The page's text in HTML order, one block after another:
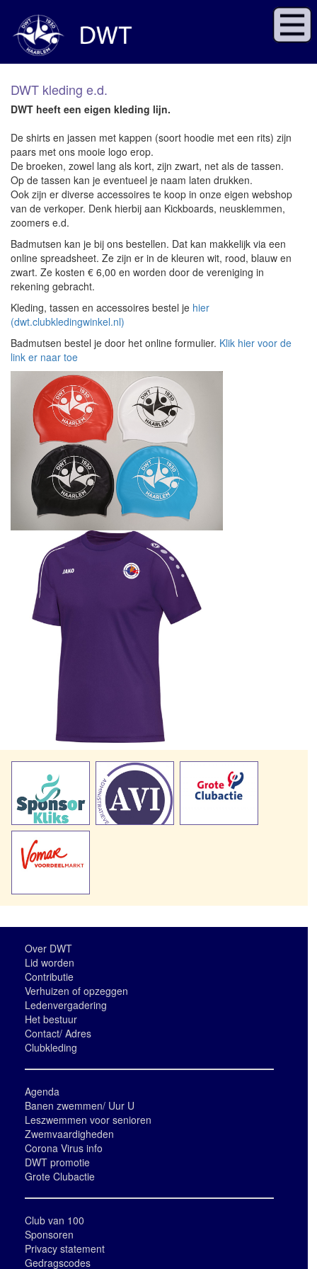
DWT kleding e.d.
DWT heeft een eigen kleding lijn.
De shirts en jassen met kappen (soort hoodie met een rits) zijn
paars met ons mooie logo erop.
De broeken, zowel lang als kort, zijn zwart, net als de tassen.
Op de tassen kan je eventueel je naam laten drukken.
Ook zijn er diverse accessoires te koop in onze eigen webshop
van de verkoper. Denk hierbij aan Kickboards, neusklemmen,
zoomers e.d.
Badmutsen kan je bij ons bestellen. Dat kan makkelijk via een
online spreadsheet. Ze zijn er in de kleuren wit, rood, blauw en
zwart. Ze kosten € 6,00 en worden door de vereniging in
rekening gebracht.
Kleding, tassen en accessoires bestel je hier
(dwt.clubkledingwinkel.nl)
Badmutsen bestel je door het online formulier. Klik hier voor de
link er naar toe
Over DWT
Lid worden
Contributie
Verhuizen of opzeggen
Ledenvergadering
Het bestuur
Contact/ Adres
Clubkleding
Agenda
Banen zwemmen/ Uur U
Leszwemmen voor senioren
Zwemvaardigheden
Corona Virus info
DWT promotie
Grote Clubactie
Club van 100
Sponsoren
Privacy statement
Gedragscodes